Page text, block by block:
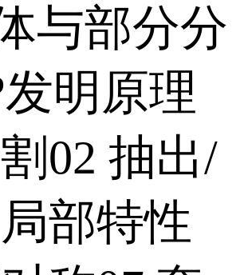
与部分分
发明原理
02 抽出/
部特性